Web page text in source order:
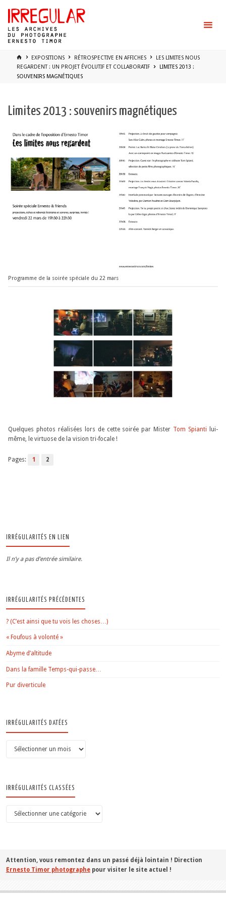
content
HOMEEXPOSITIONS RÉTROSPECTIVE EN AFFICHES
LES LIMITES NOUS
REGARDENT : UN PROJET ÉVOLUTIF ET COLLABORATIF
LIMITES 2013 :
SOUVENIRS MAGNÉTIQUES
Limites 2013 : souvenirs magnétiques
Programme de la soirée spéciale du 22 mars
Quelques photos réalisées lors de cette soirée par Mister Tom Spianti lui-
même, le virtuose de la vision tri-focale !
Pages: 1 2
IRRÉGULARITÉS EN LIEN
Il n’y a pas d’entrée similaire.
IRRÉGULARITÉS PRÉCÉDENTES
? (C’est ainsi que tu vois les choses…)
« Foufous à volonté »
Abyme d’altitude
Dans la famille Temps-qui-passe…
Pur diverticule
IRRÉGULARITÉS DATÉES
IRRÉGULARITÉS CLASSÉES
Attention, vous remontez dans un passé déjà lointain ! Direction
Ernesto Timor photographepour visiter le site actuel !